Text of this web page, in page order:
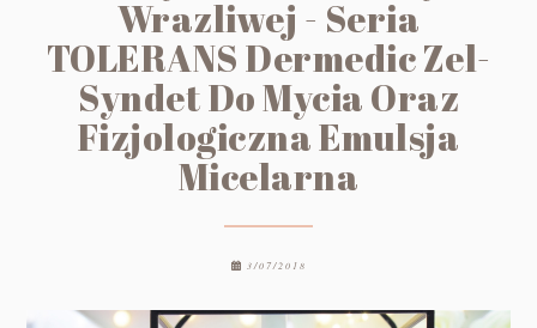
Wrazliwej - Seria
TOLERANS Dermedic Zel-
Syndet Do Mycia Oraz
Fizjologiczna Emulsja
Micelarna
3/07/2018